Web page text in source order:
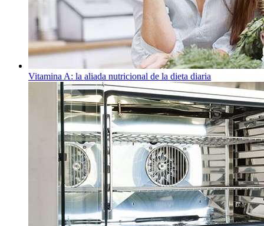
Vitamina A: la aliada nutricional de la dieta diaria